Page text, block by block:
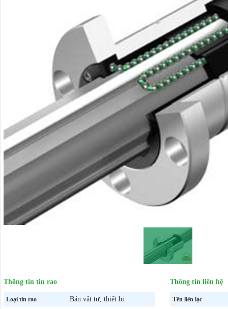
Thông tin tin rao
Loại tin rao Bán vật tư, thiết bị
Thông tin liên hệ
Tên liên lạc